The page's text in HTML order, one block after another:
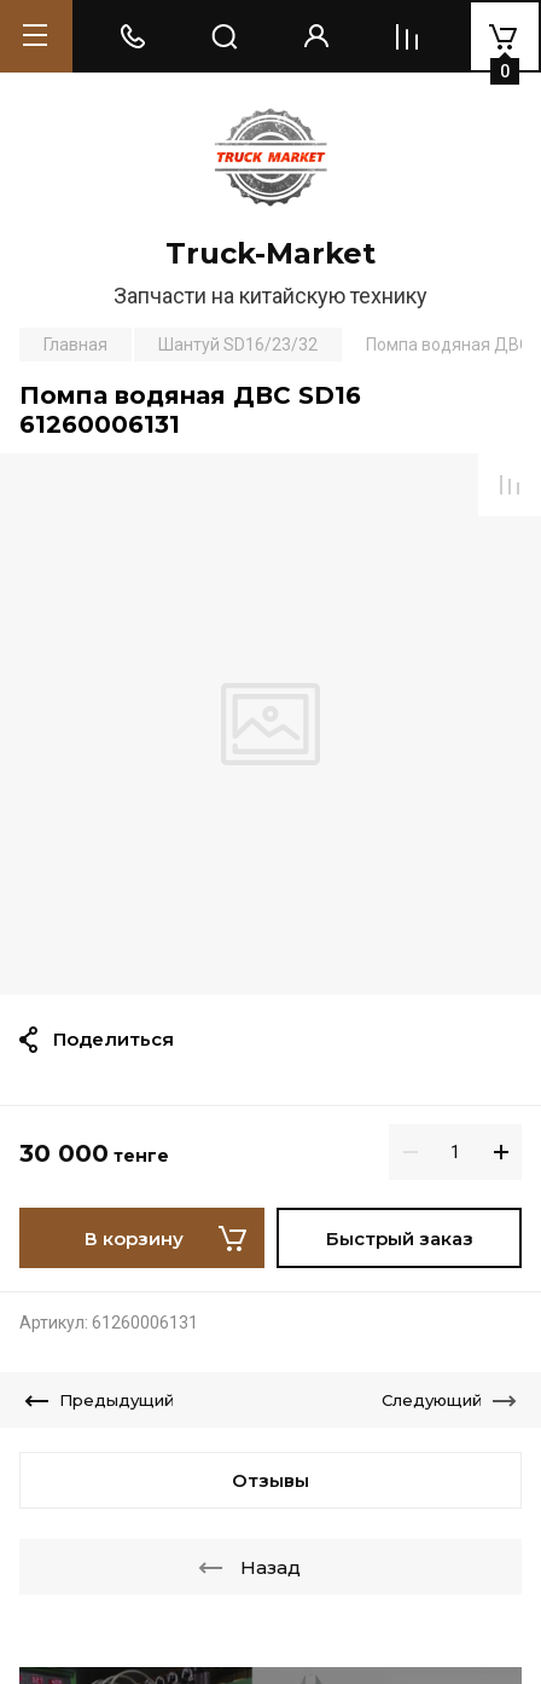
Truck-Market
Запчасти на китайскую технику
0
Главная Шантуй SD16/23/32 Помпа водяная ДВС
Помпа водяная ДВС SD16
61260006131
30 000 тенге
В корзину Быстрый заказ
Артикул: 61260006131
Поделиться
Предыдущий Следующий
Отзывы
Назад